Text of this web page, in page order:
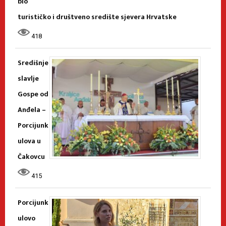
turističko i društveno središte sjevera Hrvatske
418
Središnje
slavlje
Gospe od
Anđela –
Porcijunk
ulova u
Čakovcu
415
Porcijunk
ulovo